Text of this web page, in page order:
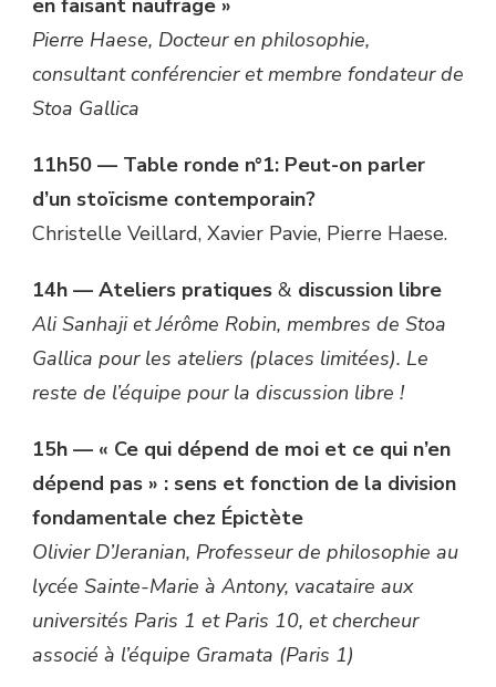
en faisant naufrage »
Pierre Haese, Docteur en philosophie,
consultant conférencier et membre fondateur de
Stoa Gallica
11h50 — Table ronde n°1: Peut-on parler
d’un stoïcisme contemporain?
Christelle Veillard, Xavier Pavie, Pierre Haese.
14h — Ateliers pratiques & discussion libre
Ali Sanhaji et Jérôme Robin, membres de Stoa
Gallica pour les ateliers (places limitées). Le
reste de l’équipe pour la discussion libre !
15h — « Ce qui dépend de moi et ce qui n’en
dépend pas » : sens et fonction de la division
fondamentale chez Épictète
Olivier D’Jeranian, Professeur de philosophie au
lycée Sainte-Marie à Antony, vacataire aux
universités Paris 1 et Paris 10, et chercheur
associé à l’équipe Gramata (Paris 1)